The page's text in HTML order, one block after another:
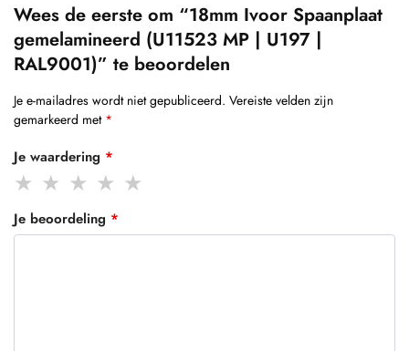
Wees de eerste om “18mm Ivoor Spaanplaat
gemelamineerd (U11523 MP | U197 |
RAL9001)” te beoordelen
Je e-mailadres wordt niet gepubliceerd. Vereiste velden zijn
gemarkeerd met *
Je waardering *
Je beoordeling *